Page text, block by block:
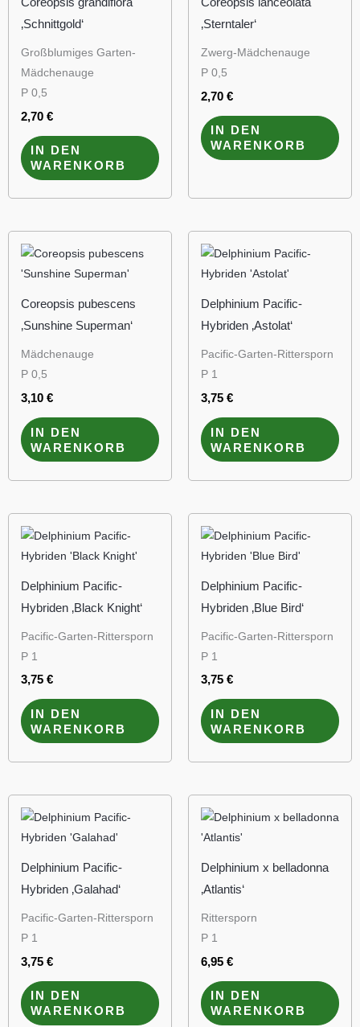
‚Schnittgold‘
Großblumiges Garten-
Mädchenauge
P 0,5
2,70 €
IN DEN
WARENKORB
‚Sterntaler‘
Zwerg-Mädchenauge
P 0,5
2,70 €
IN DEN
WARENKORB
Coreopsis pubescens
‚Sunshine Superman‘
Mädchenauge
P 0,5
3,10 €
IN DEN
WARENKORB
Delphinium Pacific-
Hybriden ‚Astolat‘
Pacific-Garten-Rittersporn
P 1
3,75 €
IN DEN
WARENKORB
Delphinium Pacific-
Hybriden ‚Black Knight‘
Pacific-Garten-Rittersporn
P 1
3,75 €
IN DEN
WARENKORB
Delphinium Pacific-
Hybriden ‚Blue Bird‘
Pacific-Garten-Rittersporn
P 1
3,75 €
IN DEN
WARENKORB
Delphinium Pacific-
Hybriden ‚Galahad‘
Pacific-Garten-Rittersporn
P 1
3,75 €
IN DEN
WARENKORB
Delphinium x belladonna
‚Atlantis‘
Rittersporn
P 1
6,95 €
IN DEN
WARENKORB